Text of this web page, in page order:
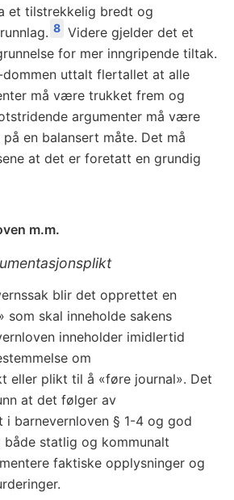
et tilstrekkelig bredt og
8 Videre gjelder det et
for mer inngripende tiltak.
dommen uttalt flertallet at alle
må være trukket frem og
argumenter må være
en balansert måte. Det må
at det er foretatt en grundig
m.m.
blir det opprettet en
som skal inneholde sakens
inneholder imidlertid
om
eller plikt til å «føre journal». Det
at det følger av
i barnevernloven § 1-4 og god
statlig og kommunalt
faktiske opplysninger og